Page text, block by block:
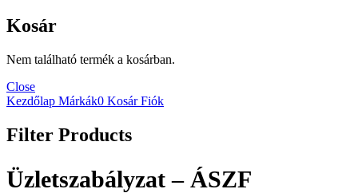
Kosár
Nem található termék a kosárban.
Close
Kezdőlap Márkák0 KosárFiók
Filter Products
Üzletszabályzat – ÁSZF